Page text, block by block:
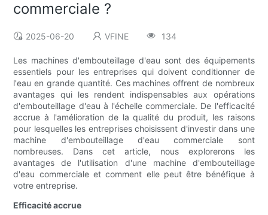
commerciale ?
2025-06-20 VFINE 134
Les machines d'embouteillage d'eau sont des équipements
essentiels pour les entreprises qui doivent conditionner de
l'eau en grande quantité. Ces machines offrent de nombreux
avantages qui les rendent indispensables aux opérations
d'embouteillage d'eau à l'échelle commerciale. De l'efficacité
accrue à l'amélioration de la qualité du produit, les raisons
pour lesquelles les entreprises choisissent d'investir dans une
machine d'embouteillage d'eau commerciale sont
nombreuses. Dans cet article, nous explorerons les
avantages de l'utilisation d'une machine d'embouteillage
d'eau commerciale et comment elle peut être bénéfique à
votre entreprise.
Efficacité accrue